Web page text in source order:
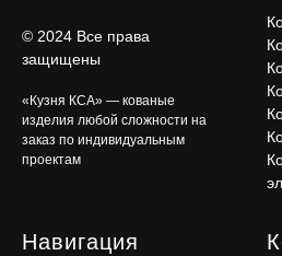
© 2024 Все права
защищены
«Кузня КСА» — кованые
изделия любой сложности на
заказ по индивидуальным
проектам
Навигация